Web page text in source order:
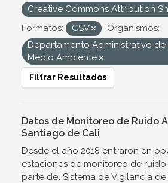
Creative Commons Attribution
Formatos:
CSV
Organismos:
Departamento Administrativo
Medio Ambiente
Filtrar Resultados
Datos de Monitoreo de Ruido
Santiago de Cali
Desde el año 2018 entraron en
estaciones de monitoreo de
parte del Sistema de Vigilancia